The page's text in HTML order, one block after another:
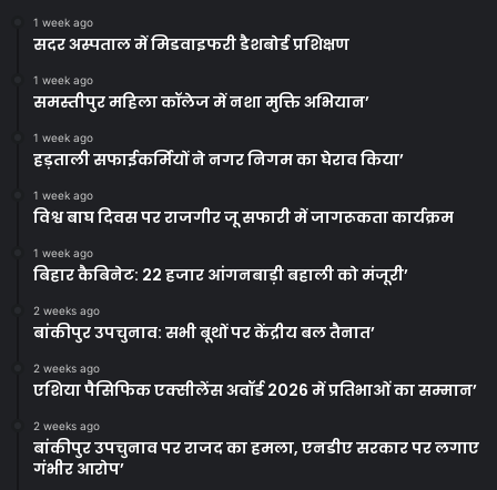
1 week ago
सदर अस्पताल में मिडवाइफरी डैशबोर्ड प्रशिक्षण
1 week ago
समस्तीपुर महिला कॉलेज में नशा मुक्ति अभियान’
1 week ago
हड़ताली सफाईकर्मियों ने नगर निगम का घेराव किया’
1 week ago
विश्व बाघ दिवस पर राजगीर जू सफारी में जागरूकता कार्यक्रम
1 week ago
बिहार कैबिनेट: 22 हजार आंगनबाड़ी बहाली को मंजूरी’
2 weeks ago
बांकीपुर उपचुनाव: सभी बूथों पर केंद्रीय बल तैनात’
2 weeks ago
एशिया पैसिफिक एक्सीलेंस अवॉर्ड 2026 में प्रतिभाओं का सम्मान’
2 weeks ago
बांकीपुर उपचुनाव पर राजद का हमला, एनडीए सरकार पर लगाए
गंभीर आरोप’